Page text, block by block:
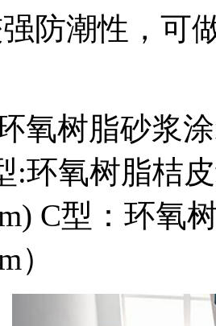
防潮性，可
氧树脂砂浆
:环氧树脂桔
C型：环氧
）